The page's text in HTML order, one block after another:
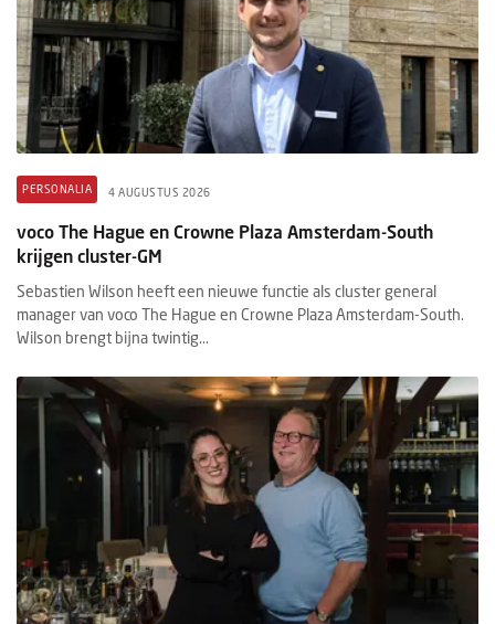
PERSONALIA 4 AUGUSTUS 2026
voco The Hague en Crowne Plaza Amsterdam-South
krijgen cluster-GM
Sebastien Wilson heeft een nieuwe functie als cluster general
manager van voco The Hague en Crowne Plaza Amsterdam-South.
Wilson brengt bijna twintig...